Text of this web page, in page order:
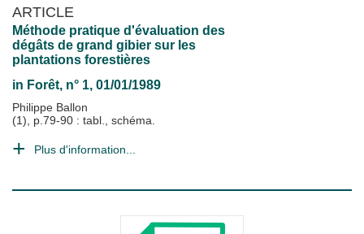
ARTICLE
Méthode pratique d'évaluation des
dégâts de grand gibier sur les
plantations forestières
in Forêt, n° 1, 01/01/1989
Philippe Ballon
(1), p.79-90 : tabl., schéma.
Plus d'information...